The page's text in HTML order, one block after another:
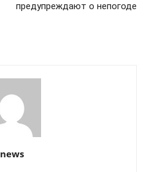
предупреждают о непогоде
news